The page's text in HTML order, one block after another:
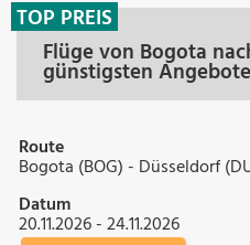
Flüge von Bogota
günstigsten
TOP PREIS
Route
Bogota (BOG) - Düsseldorf
Datum
20.11.2026 - 24.11.2026